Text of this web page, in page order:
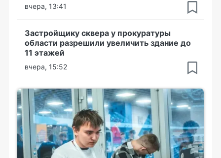
вчера, 13:41
Застройщику сквера у прокуратуры
области разрешили увеличить здание до
11 этажей
вчера, 15:52